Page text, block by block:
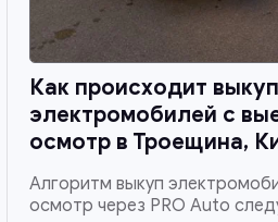
Как происходит выкуп
электромобилей с
осмотр в Троещина,
Алгоритм выкуп
осмотр через PRO Auto